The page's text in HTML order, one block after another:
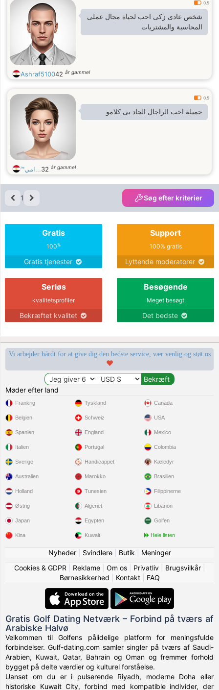
0.5
شخص عادى زكى احب لحياة مجال عملى
المحاسبة والمشتريات
Ashraf510042 år gammel
0.5
جميلة احب الراجال الجاد بى كلامو
™امي...32 år gammel
1 Søg efter kriterier
Gratis
100%
Gratis tjenester
Support
100% gratis
Lyttende moderatorer
Seriøs
kvalitetsprofiler
Bekræftet kvalitet
Besøgende
Meget besøgt
Det bedste
Vi arbejder hårdt for at give dig den bedste service, vær venlig og støt os
Møder efter land
Frankrig
Belgien
Spanien
Italien
Sverige
Tyskland
Schweiz
England
Portugal
Handicappet
Canada
USA
Mexico
Colombia
Kæledyr
Australien
Holland
Østrig
Japan
Kina
Marokko
Tunesien
Algeriet
Egypten
Kuwait
Brasilien
Filippinerne
Libanon
Golfen
Hele listen
Nyheder| Svindlere| Butik
Meninger
Cookies & GDPR
Reklame| Om os| Privatliv| Brugsvilkår|
Børnesikkerhed
Kontakt| FAQ
Gratis Golf Dating Netværk – Forbind på tværs af
Arabiske Halvø
Velkommen til Golfens pålidelige platform for meningsfulde
forbindelser. Gulf-dating.com samler singler på tværs af Saudi-
Arabien, Kuwait, Qatar, Bahrain og Oman og fremmer forhold
bygget på delte værdier og kulturel forståelse.
Uanset om du er i pulserende Riyadh, moderne Doha eller
historiske Kuwait City, forbind med kompatible individer, der